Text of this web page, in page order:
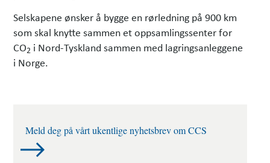
Selskapene ønsker å bygge en rørledning på 900 km
som skal knytte sammen et oppsamlingssenter for
CO2 i Nord-Tyskland sammen med lagringsanleggene
i Norge.
Meld deg på vårt ukentlige nyhetsbrev om CCS